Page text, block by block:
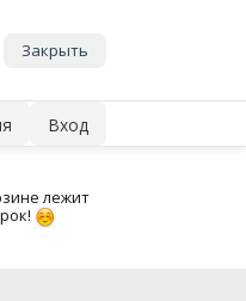
Закрыть
Вход
лежит